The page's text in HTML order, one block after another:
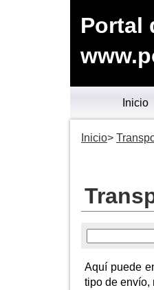
Portal
Inicio
Inicio
Aquí puede
tipo de envío,